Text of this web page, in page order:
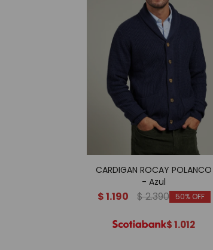
CARDIGAN ROCAY POLANCO
- Azul
$1.190 $2.390 50
$1.012